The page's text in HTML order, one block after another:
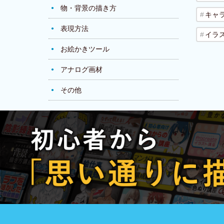
物・背景の描き方
表現方法
お絵かきツール
アナログ画材
その他
キャ
イラ